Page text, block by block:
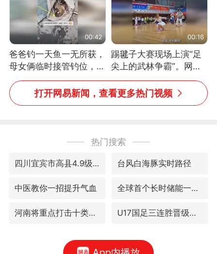
源：新华每日电讯）
00:42
爸爸钓一天鱼一无所获，
母女俩临时接管钓位，用
玩具鱼竿钓上大鱼
00:16
踢毽子大赛现场上演“足
尖上的武林争霸”。网
友：这哪是踢毽子，分明
是武侠片现场！#睡个好
打开网易新闻，查看更多热门视频
热门搜索
四川宜宾市高县4.9级地震致1人死亡 台风白海豚实时路径
中医教你一招提升气血 全球首个长时储能一体化产业园量产
河南将重点打击十类新型黑恶犯罪 U17国足三连胜晋级明日之星半决赛